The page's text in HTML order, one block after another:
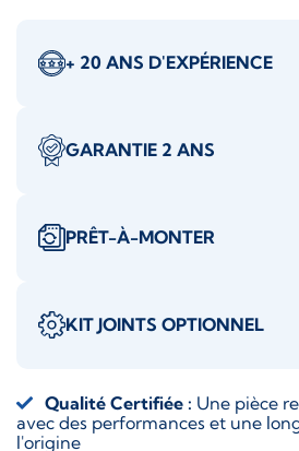
+ 20 ANS D'EXPÉRIENCE
GARANTIE 2 ANS
PRÊT-À-MONTER
KIT JOINTS OPTIONNEL
Qualité Certifiée : Une pièce
avec des performances et une
l'origine